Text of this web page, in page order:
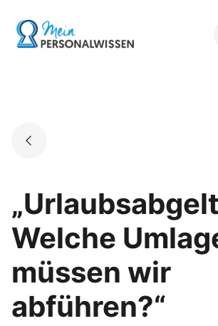
content
Go to landing page.
Welche
müssen wir
abführen?“